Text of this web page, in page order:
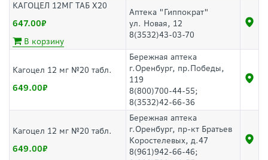
КАГОЦЕЛ 12МГ ТАБ Х20
647.00
В корзину
Аптека "Гиппократ"
ул. Новая, 12
8(3532)43-03-70
Кагоцел 12 мг №20 табл.
649.00
Бережная аптека
г.Оренбург, пр.Победы,
119
8(800)700-44-55;
8(3532)42-66-36
Кагоцел 12 мг №20 табл.
649.00
Бережная аптека
г.Оренбург, пр-кт Братьев
Коростелевых, д.47
8(961)942-66-46;